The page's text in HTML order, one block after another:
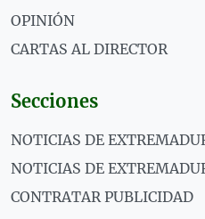
OPINIÓN
CARTAS AL DIRECTOR
Secciones
NOTICIAS DE
NOTICIAS DE
CONTRATAR PUBLICIDAD